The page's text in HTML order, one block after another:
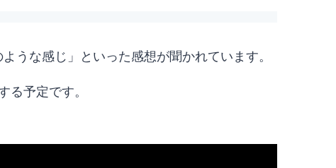
うな感じ」といった感想が聞かれています。
予定です。